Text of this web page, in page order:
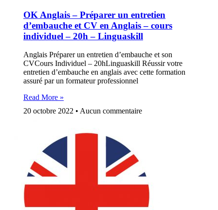
OK Anglais – Préparer un entretien
d’embauche et CV en Anglais – cours
individuel – 20h – Linguaskill
Anglais Préparer un entretien d’embauche et son
CVCours Individuel – 20hLinguaskill Réussir votre
entretien d’embauche en anglais avec cette formation
assuré par un formateur professionnel
Read More »
20 octobre 2022
Aucun commentaire